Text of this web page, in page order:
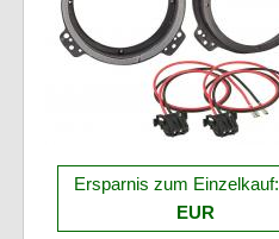
Ersparnis zum Einzelkauf:
EUR